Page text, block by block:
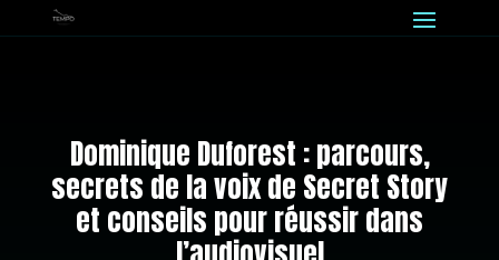
Dominique Duforest : parcours,
secrets de la voix de Secret Story
et conseils pour réussir dans